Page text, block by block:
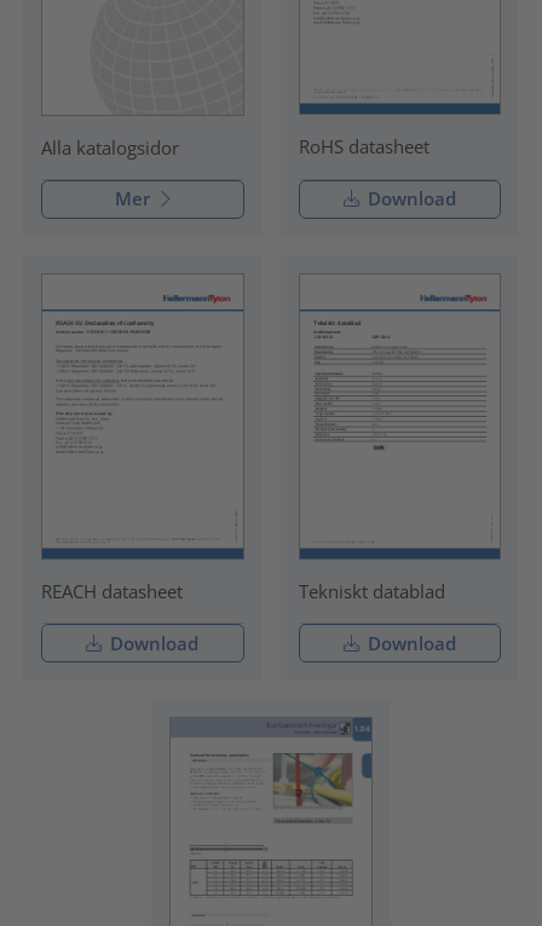
Alla katalogsidor
Mer
RoHS datasheet
Download
REACH datasheet
Download
Tekniskt datablad
Download